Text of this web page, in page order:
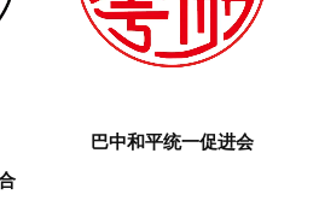
巴中和平统一促进会